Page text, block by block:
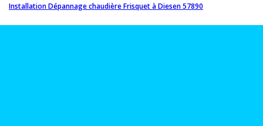
Installation Dépannage chaudière Frisquet à Diesen 57890